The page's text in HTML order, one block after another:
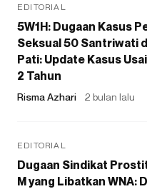
EDITORIAL
5W1H: Dugaan Kasus
Seksual 50 Santriwati
Pati: Update Kasus
2 Tahun
Risma Azhari 2 bulan lalu
EDITORIAL
Dugaan Sindikat
M yang Libatkan WNA: